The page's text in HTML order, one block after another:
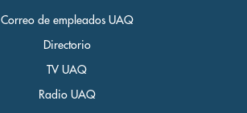
Correo de empleados UAQ
Directorio
TV UAQ
Radio UAQ